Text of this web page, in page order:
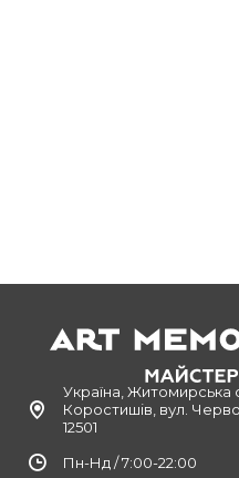
Україна, Житомирська
Коростишів, вул.
12501
Пн-Нд / 7:00-22:00